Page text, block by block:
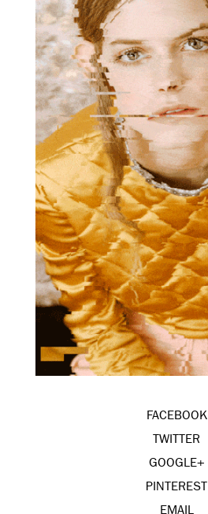
FACEBOOK
TWITTER
GOOGLE+
PINTEREST